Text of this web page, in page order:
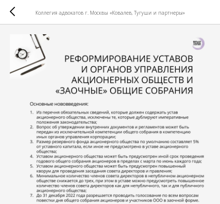
Коллегия адвокатов г. Москвы «Ковалев, Тугуши и партнеры»